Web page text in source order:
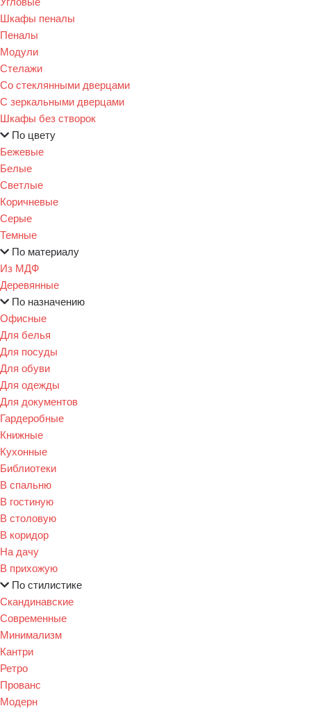
Шкафы пеналы
Пеналы
Модули
Стелажи
Со стеклянными дверцами
С зеркальными дверцами
Шкафы без створок
По цвету
Бежевые
Белые
Светлые
Коричневые
Серые
Темные
По материалу
Из МДФ
Деревянные
По назначению
Офисные
Для белья
Для посуды
Для обуви
Для одежды
Для документов
Гардеробные
Книжные
Кухонные
Библиотеки
В спальню
В гостиную
В столовую
В коридор
На дачу
В прихожую
По стилистике
Скандинавские
Современные
Минимализм
Кантри
Ретро
Прованс
Модерн